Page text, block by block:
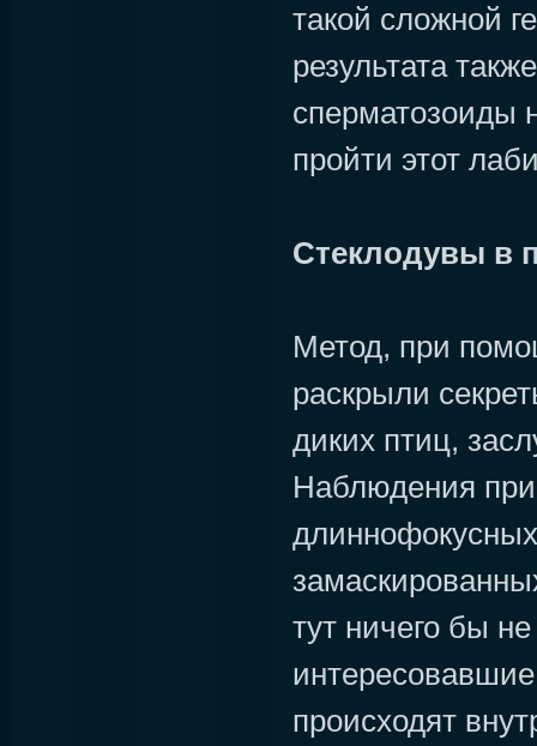
такой сложной
результата
сперматозоиды
пройти этот
Стеклодувы в
Метод, при
раскрыли
диких птиц,
Наблюдения
тут ничего бы
происходят